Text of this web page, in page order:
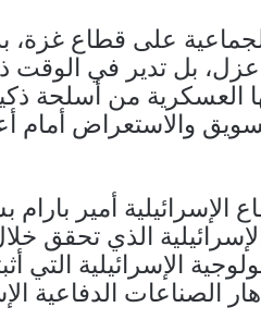
على قطاع غزة،
بل تدير في الوقت
العسكرية من أسلحة
والاستعراض أمام
الإسرائيلية أمير
الذي تحقق
الإسرائيلية
الدفاعية